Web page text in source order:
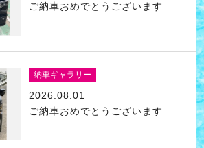
ご納車おめでとうございます
納車ギャラリー
2026.08.01
ご納車おめでとうございます